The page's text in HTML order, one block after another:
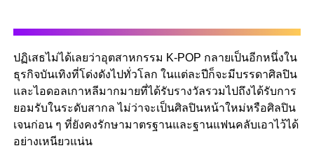
ปฏิเสธไม่ได้เลยว่าอุตสาหกรรม K-POP กลายเป็นอีกหนึ่งใน
ธุรกิจบันเทิงที่โด่งดังไปทั่วโลก ในแต่ละปีก็จะมีบรรดาศิลปิน
และไอดอลเกาหลีมากมายที่ได้รับรางวัลรวมไปถึงได้รับการ
ยอมรับในระดับสากล ไม่ว่าจะเป็นศิลปินหน้าใหม่หรือศิลปิน
เจนก่อน ๆ ที่ยังคงรักษามาตรฐานและฐานแฟนคลับเอาไว้ได้
อย่างเหนียวแน่น